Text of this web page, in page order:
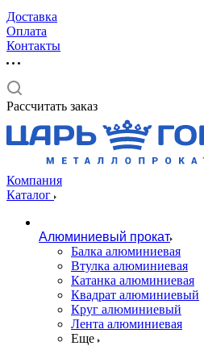
Доставка
Оплата
Контакты
Рассчитать заказ
Компания
Каталог
Алюминиевый прокат
Балка алюминиевая
Втулка алюминиевая
Катанка алюминиевая
Квадрат алюминиевый
Круг алюминиевый
Лента алюминиевая
Еще